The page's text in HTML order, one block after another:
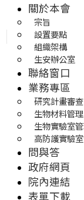
關於本會
宗旨
設置要點
組織架構
生安辦公室
聯絡窗口
業務專區
研究計畫審查
生物材料管理
生物實驗室
高防護實驗
問與答
政府網頁
院內連結
表單下載